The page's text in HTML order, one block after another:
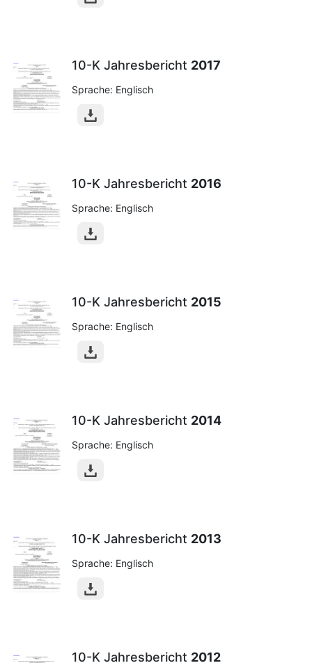
10-K Jahresbericht 2017
Sprache: Englisch
10-K Jahresbericht 2016
Sprache: Englisch
10-K Jahresbericht 2015
Sprache: Englisch
10-K Jahresbericht 2014
Sprache: Englisch
10-K Jahresbericht 2013
Sprache: Englisch
10-K Jahresbericht 2012